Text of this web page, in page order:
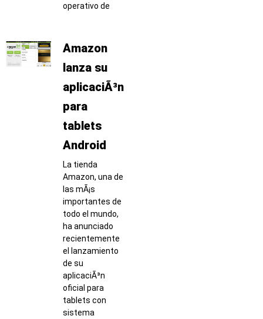
operativo de
Amazon
lanza su
aplicaciÃ³n
para
tablets
Android
La tienda
Amazon, una de
las mÃ¡s
importantes de
todo el mundo,
ha anunciado
recientemente
el lanzamiento
de su
aplicaciÃ³n
oficial para
tablets con
sistema